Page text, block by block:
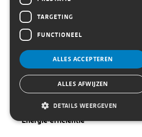
Door het gecombineerde
Universiteit Hasselt en De
(studentenhuisvesting en
gezamenlijke, complementaire
verwarmen en koelen van
Overdag is vooral de
vragende partij en ’s
huisvesting en de toekomstige
Energie-efficiëntie
TARGETING
FUNCTIONEEL
ALLES ACCEPTEREN
ALLES AFWIJZEN
DETAILS WEERGEVEN